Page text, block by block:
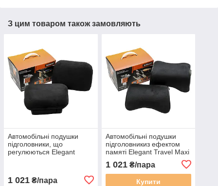
З цим товаром також замовляють
Автомобільні подушки
підголовники, що
регулюються Elegant
1 021 ₴/пара
Автомобільні подушки
підголовникиз ефектом
памяті Elegant Travel Maxi
1 021₴/пара
Купити